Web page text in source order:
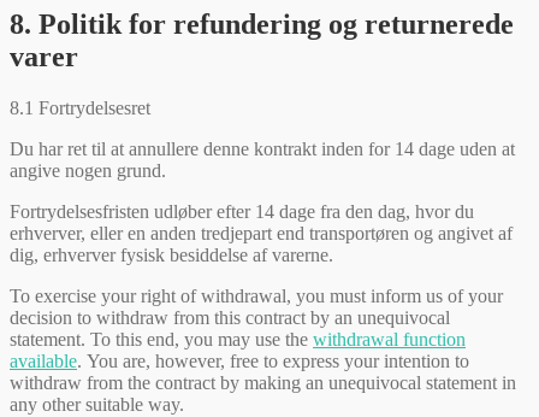
8. Politik for refundering og returnerede
varer
8.1 Fortrydelsesret
Du har ret til at annullere denne kontrakt inden for 14 dage uden at
angive nogen grund.
Fortrydelsesfristen udløber efter 14 dage fra den dag, hvor du
erhverver, eller en anden tredjepart end transportøren og angivet af
dig, erhverver fysisk besiddelse af varerne.
To exercise your right of withdrawal, you must inform us of your
decision to withdraw from this contract by an unequivocal
statement. To this end, you may use the withdrawal function
available. You are, however, free to express your intention to
withdraw from the contract by making an unequivocal statement in
any other suitable way.